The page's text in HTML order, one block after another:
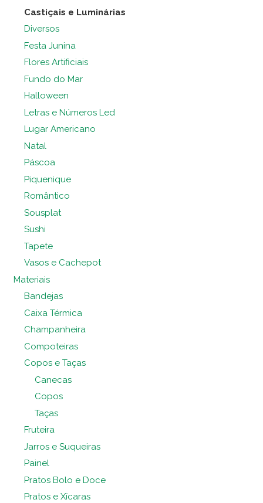
Castiçais e Luminárias
Diversos
Festa Junina
Flores Artificiais
Fundo do Mar
Halloween
Letras e Números Led
Lugar Americano
Natal
Páscoa
Piquenique
Romântico
Sousplat
Sushi
Tapete
Vasos e Cachepot
Materiais
Bandejas
Caixa Térmica
Champanheira
Compoteiras
Copos e Taças
Canecas
Copos
Taças
Fruteira
Jarros e Suqueiras
Painel
Pratos Bolo e Doce
Pratos e Xícaras